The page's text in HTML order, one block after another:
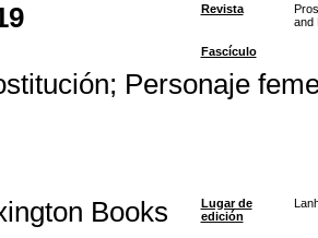
Revista
and
Fascículo
; Personaje
Books
Lugar de
edición